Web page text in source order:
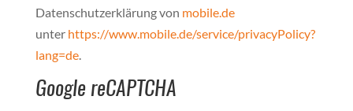
Datenschutzerklärung von mobile.de
unter https://www.mobile.de/service/privacyPolicy?
lang=de.
Google reCAPTCHA